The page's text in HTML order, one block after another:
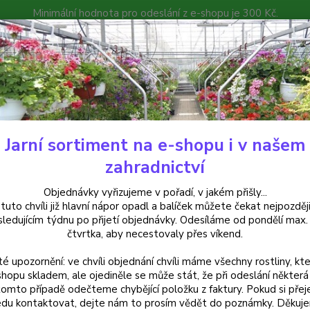
Minimální hodnota pro odeslání z e-shopu je 300 Kč.
můžete čekat nejpozději v následujícím týdnu po přijetí
Poradna Kontakty
Hledat
Novinky Novinky lze snadno editovat a přidávat
lze snadno editovat a
že to u vás žije.
Jarní sortiment na e-shopu i v našem
zahradnictví
Objednávky vyřizujeme v pořadí, v jakém přišly...
chvíli již hlavní nápor opadl a balíček můžete čekat
týdnu po přijetí objednávky. Odesíláme od pondělí
čtvrtka, aby necestovaly přes víkend.
upozornění: ve chvíli objednání chvíli máme všechny rostliny,
skladem, ale ojediněle se může stát, že při odeslání některá
případě odečteme chybějící položku z faktury. Pokud si
kontaktovat, dejte nám to prosím vědět do poznámky.